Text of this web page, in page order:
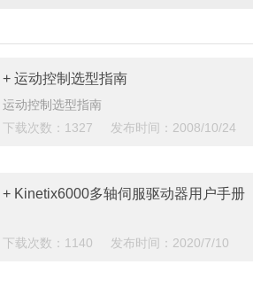
+ 运动控制选型指南
运动控制选型指南
下载次数：1327 发布时间：2008/10/24
+ Kinetix6000多轴伺服驱动器用户手册
下载次数：1140 发布时间：2020/7/10